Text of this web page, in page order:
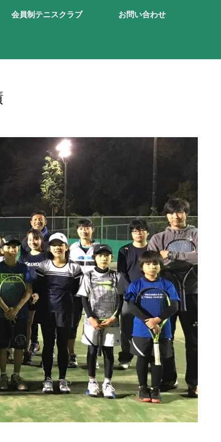
会員制テニスクラブ お問い合わせ